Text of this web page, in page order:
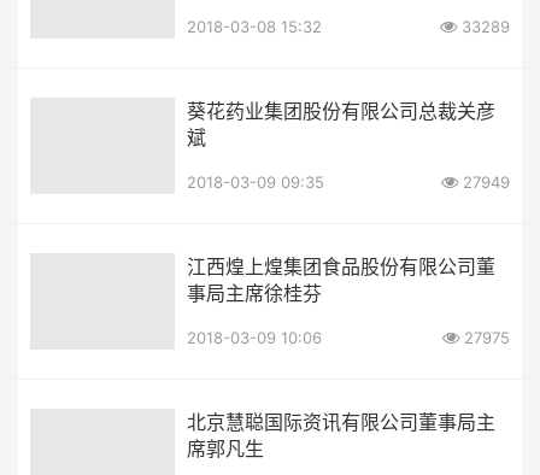
2018-03-08 15:32 33289
葵花药业集团股份有限公司总裁关彦
斌
2018-03-09 09:35 27949
江西煌上煌集团食品股份有限公司董
事局主席徐桂芬
2018-03-09 10:06 27975
北京慧聪国际资讯有限公司董事局主
席郭凡生